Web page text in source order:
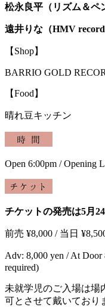
松永良平（リズム＆ペ
遠井りな（HMV record
【Shop】
BARRIO GOLD
【Food】
晴れ豆キッチン
Open 6:00pm / Opening
チケットの発売は5月
前売 ¥8,000 / 当日
Adv: 8,000 yen / At
required)
未就学児のご入場は場
可とさせて戴いており